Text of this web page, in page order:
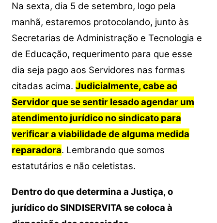
Na sexta, dia 5 de setembro, logo pela
manhã, estaremos protocolando, junto às
Secretarias de Administração e Tecnologia e
de Educação, requerimento para que esse
dia seja pago aos Servidores nas formas
citadas acima. Judicialmente, cabe ao
Servidor que se sentir lesado agendar um
atendimento jurídico no sindicato para
verificar a viabilidade de alguma medida
reparadora. Lembrando que somos
estatutários e não celetistas.
Dentro do que determina a Justiça, o
jurídico do SINDISERVITA se coloca à